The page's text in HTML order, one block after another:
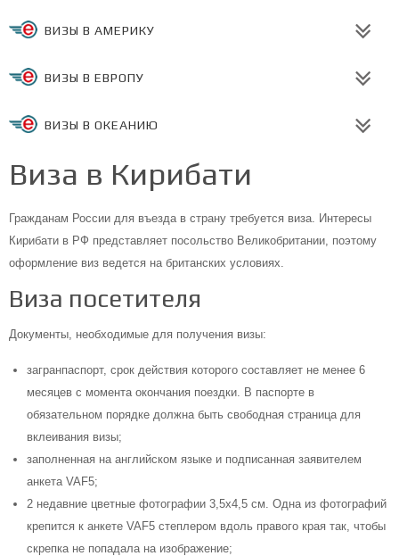
ВИЗЫ В АМЕРИКУ
ВИЗЫ В ЕВРОПУ
ВИЗЫ В ОКЕАНИЮ
Виза в Кирибати
Гражданам России для въезда в страну требуется виза. Интересы
Кирибати в РФ представляет посольство Великобритании, поэтому
оформление виз ведется на британских условиях.
Виза посетителя
Документы, необходимые для получения визы:
загранпаспорт, срок действия которого составляет не менее 6
месяцев с момента окончания поездки. В паспорте в
обязательном порядке должна быть свободная страница для
вклеивания визы;
заполненная на английском языке и подписанная заявителем
анкета VAF5;
2 недавние цветные фотографии 3,5х4,5 см. Одна из фотографий
крепится к анкете VAF5 степлером вдоль правого края так, чтобы
скрепка не попадала на изображение;